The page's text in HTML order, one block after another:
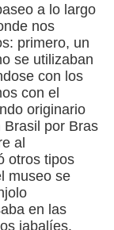
a lo largo
nos
primero, un
se utilizaban
con los
con el
originario
Brasil por Bras
al
otros tipos
museo se
en las
jabalíes.